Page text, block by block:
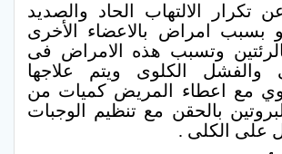
تكرار الالتهاب الحاد والصديد
بسبب امراض بالاعضاء الأخرى
وتسبب هذه الامراض فى
والفشل الكلوى ويتم علاجها
مع اعطاء المريض كميات من
بالحقن مع تنظيم الوجبات
على الكلى .